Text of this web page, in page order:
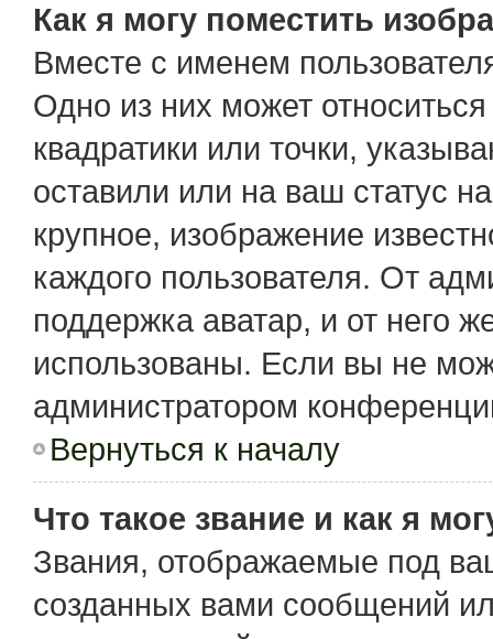
Как я могу поместить
Вместе с именем
Одно из них может
квадратики или точки,
оставили или на ваш статус
крупное, изображение
каждого пользователя. От
поддержка аватар, и от него
использованы. Если вы не
администратором
Вернуться к началу
Что такое звание и как я
Звания, отображаемые под
созданных вами сообщений